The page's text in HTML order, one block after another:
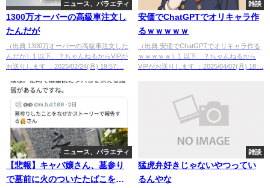
ニュース、バラエティ
1300万オーバーの高級車注文し
たんだが
（出典 1300万オーバーの高級車注文した
んだが）1 以下、？ちゃんねるからVIPが
お送りします ：2025/02/24(月) 19:57:...
雑談
安価でChatGPTでオリキャラ作
るｗｗｗｗｗ
（出典 安価でChatGPTでオリキャラ作る
ｗｗｗｗｗ）1 以下、？ちゃんねるから
VIPがお送りします ：2025/04/07(月) 18:...
ニュース、バラエティ
【悲報】キャバ嬢さん、墓参り
で墓前に火のついたたばこをお
雑談
猛虎弁好きじゃないやつってい
るんやな